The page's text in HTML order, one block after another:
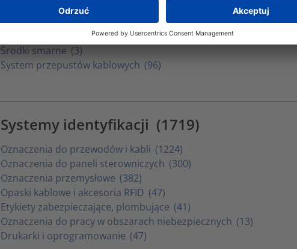
Taśmy elektroizolacyjne i techniczne
Technologia żywic lanych(85)
Technologia żelowa(36)
Środki smarne (3)
System przepustów kablowych (96)
Systemy identyfikacji (1719)
Oznaczenia do przewodów i kabli (1224)
Oznaczenia do paneli sterowniczych (300)
Oznaczenia przemysłowe (382)
Opaski kablowe i akcesoria RFID (47)
Etykiety zabezpieczające, plombujące (41)
Oznaczenia do pracy w obszarach niebezpiecznych (13)
Drukarki i oprogramowanie (47)